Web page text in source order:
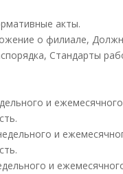
акты.
о филиале,
Стандарты
и ежемесячного
и
и